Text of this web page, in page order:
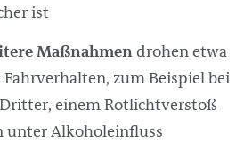
ist
Maßnahmendrohen etwa
zum Beispiel bei
einem Rotlichtverstoß
unter Alkoholeinfluss